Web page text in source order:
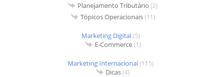
Planejamento Tributário (2)
Tópicos Operacionais(11)
Marketing Digital(5)
E-Commerce(1)
Marketing Internacional(115)
Dicas(4)